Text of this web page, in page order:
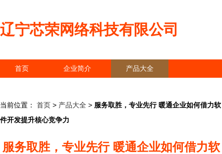
辽宁芯荣网络科技有限公司
首页 企业简介 产品大全
当前位置： 首页 > 产品大全 > 服务取胜，专业先行 暖通企业如何借力软
件开发提升核心竞争力
服务取胜，专业先行 暖通企业如何借力软